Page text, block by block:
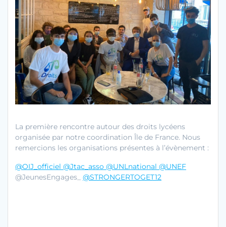
La première rencontre autour des droits lycéens
organisée par notre coordination Île de France. Nous
remercions les organisations présentes à l’évènement :
@OIJ_officiel @Jtac_asso @UNLnational @UNEF
@JeunesEngages_ @STRONGERTOGET12